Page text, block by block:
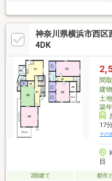
トリーもついております。●22
とができます。
神奈川県横浜市西区
4DK
間
建
土
築
17分
その
目
2階建て 都市